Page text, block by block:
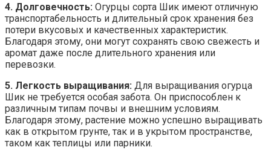
4. Долговечность: Огурцы сорта Шик имеют отличную
транспортабельность и длительный срок хранения без
потери вкусовых и качественных характеристик.
Благодаря этому, они могут сохранять свою свежесть и
аромат даже после длительного хранения или
перевозки.
5. Легкость выращивания: Для выращивания огурца
Шик не требуется особая забота. Он приспособлен к
различным типам почвы и внешним условиям.
Благодаря этому, растение можно успешно выращивать
как в открытом грунте, так и в укрытом пространстве,
таком как теплицы или парники.